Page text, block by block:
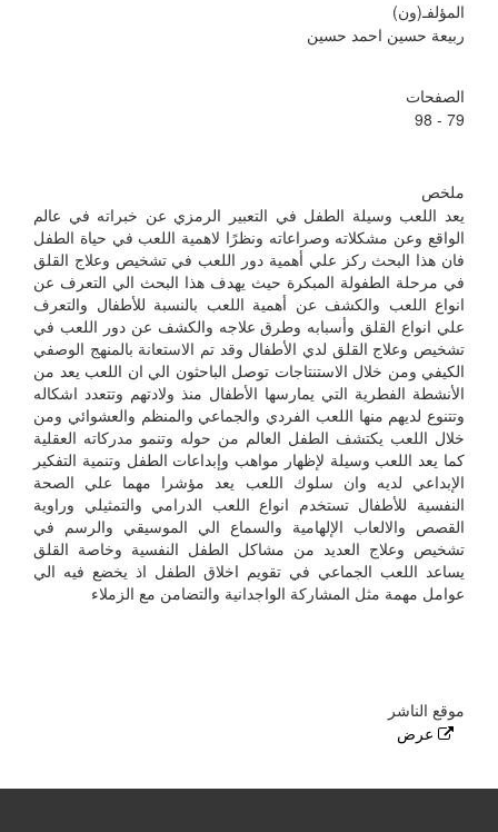
المؤلفـ(ون)
ربيعة حسين احمد حسين
الصفحات
79 - 98
ملخص
يعد اللعب وسيلة الطفل في التعبير الرمزي عن خبراته في عالم
الواقع وعن مشكلاته وصراعاته ونظرًا لاهمية اللعب في حياة الطفل
فان هذا البحث ركز علي أهمية دور اللعب في تشخيص وعلاج القلق
في مرحلة الطفولة المبكرة حيث يهدف هذا البحث الي التعرف عن
انواع اللعب والكشف عن أهمية اللعب بالنسبة للأطفال والتعرف
علي انواع القلق وأسبابه وطرق علاجه والكشف عن دور اللعب في
تشخيص وعلاج القلق لدي الأطفال وقد تم الاستعانة بالمنهج الوصفي
الكيفي ومن خلال الاستنتاجات توصل الباحثون الي ان اللعب يعد من
الأنشطة الفطرية التي يمارسها الأطفال منذ ولادتهم وتتعدد اشكاله
وتتنوع لديهم منها اللعب الفردي والجماعي والمنظم والعشوائي ومن
خلال اللعب يكتشف الطفل العالم من حوله وتنمو مدركاته العقلية
كما يعد اللعب وسيلة لإظهار مواهب وإبداعات الطفل وتنمية التفكير
الإبداعي لديه وان سلوك اللعب يعد مؤشرا مهما علي الصحة
النفسية للأطفال تستخدم انواع اللعب الدرامي والتمثيلي وراوية
القصص والالعاب الإلهامية والسماع الي الموسيقي والرسم في
تشخيص وعلاج العديد من مشاكل الطفل النفسية وخاصة القلق
يساعد اللعب الجماعي في تقويم اخلاق الطفل اذ يخضع فيه الي
عوامل مهمة مثل المشاركة الواجدانية والتضامن مع الزملاء
موقع الناشر
عرض